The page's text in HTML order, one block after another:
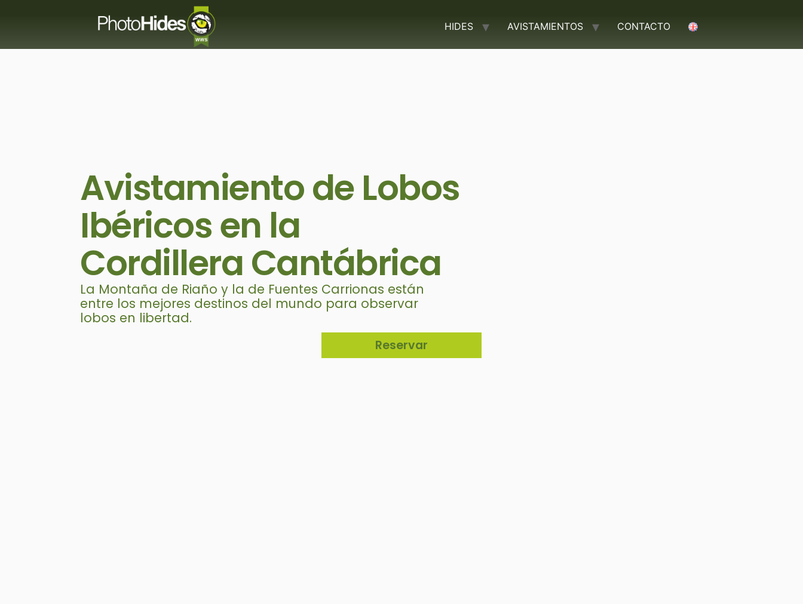
HIDES AVISTAMIENTOS CONTACTO
Avistamiento de Lobos
Ibéricos en la
Cordillera Cantábrica
La Montaña de Riaño y la de Fuentes Carrionas están
entre los mejores destinos del mundo para observar
lobos en libertad.
Reservar